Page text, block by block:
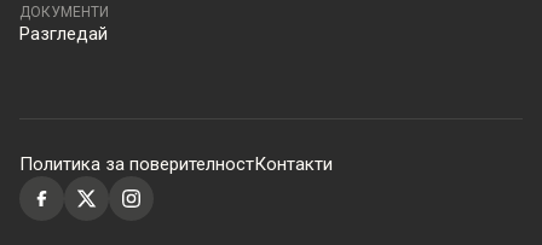
ДОКУМЕНТИ
Разгледай
Политика за поверителностКонтакти